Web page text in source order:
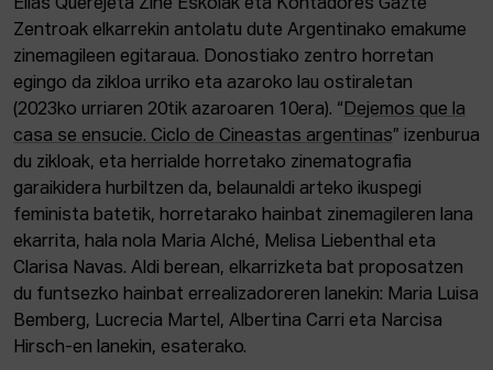
Elias Querejeta Zine Eskolak eta Kontadores Gazte
Zentroak elkarrekin antolatu dute Argentinako emakume
zinemagileen egitaraua. Donostiako zentro horretan
egingo da zikloa urriko eta azaroko lau ostiraletan
(2023ko urriaren 20tik azaroaren 10era). “ Dejemos que la
casa se ensucie. Ciclo de Cineastas argentinas” izenburua
du zikloak, eta herrialde horretako zinematografia
garaikidera hurbiltzen da, belaunaldi arteko ikuspegi
feminista batetik, horretarako hainbat zinemagileren lana
ekarrita, hala nola Maria Alché, Melisa Liebenthal eta
Clarisa Navas. Aldi berean, elkarrizketa bat proposatzen
du funtsezko hainbat errealizadoreren lanekin: Maria Luisa
Bemberg, Lucrecia Martel, Albertina Carri eta Narcisa
Hirsch-en lanekin, esaterako.